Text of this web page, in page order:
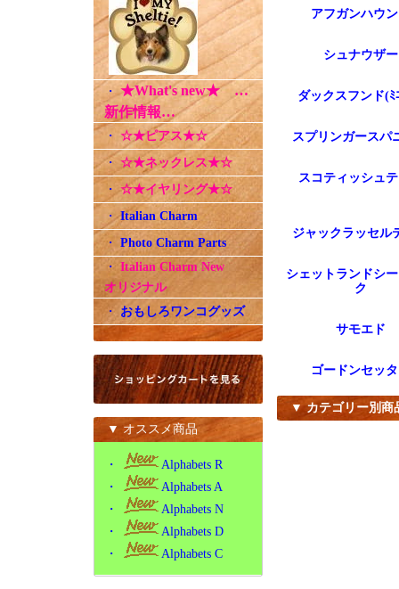
・★What's new★ …
新作情報…
・ ☆★ピアス★☆
・ ☆★ネックレス★☆
・☆★イヤリング★☆
・Italian Charm
・Photo Charm Parts
・ Italian Charm New
オリジナル
・ おもしろワンコグッズ
▼ オススメ商品
・
Alphabets R
・
Alphabets A
・
Alphabets N
・
Alphabets D
・
Alphabets C
アフガンハウ
シュナウザー
ダックスフンド(ﾐ
スプリンガースパ
スコティッシュ
ジャックラッセル
シェットランドシ
ク
サモエド
ゴードンセッ
▼ カテゴリー別商